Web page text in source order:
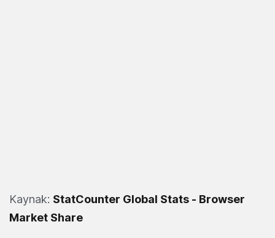
Kaynak: StatCounter Global Stats - Browser
Market Share